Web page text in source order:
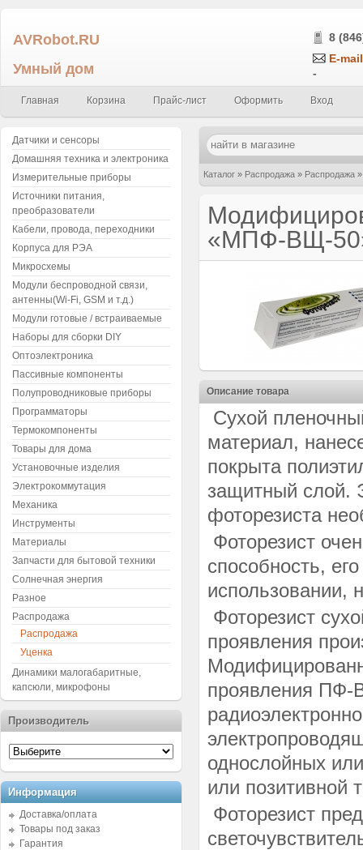
AVRobot.RU
Умный дом
8
E-
-
Главная Корзина Прайс-лист Оформить Вход
Каталог » Распродажа » Распродажа
«МПФ-ВЩ-
Описание товара
Сухой
материал,
покрыта
защитный слой.
фоторезиста
Фоторезист
способность,
использовании,
Фоторезист
проявления
проявления ПФ-
однослойных
или позитивной
Фоторезист
Датчики и сенсоры
Домашняя техника и электроника
Измерительные приборы
Источники питания,
преобразователи
Кабели, провода, переходники
Корпуса для РЭА
Микросхемы
Модули беспроводной связи,
антенны(Wi-Fi, GSM и т.д.)
Модули готовые / встраиваемые
Наборы для сборки DIY
Оптоэлектроника
Пассивные компоненты
Полупроводниковые приборы
Программаторы
Термокомпоненты
Товары для дома
Установочные изделия
Электрокоммутация
Механика
Инструменты
Материалы
Запчасти для бытовой техники
Солнечная энергия
Разное
Распродажа
Распродажа
Уценка
Динамики малогабаритные,
капсюли, микрофоны
Производитель
Информация
Доставка/оплата
Товары под заказ
Гарантия